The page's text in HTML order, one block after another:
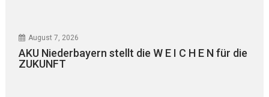
August 7, 2026
AKU Niederbayern stellt die W E I C H E N für die
ZUKUNFT